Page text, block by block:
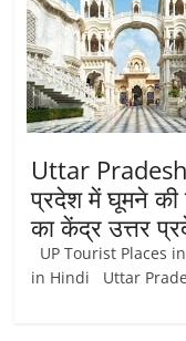
Uttar
प्रदेश में घूमने की
का केंद्र उत्तर
UP Tourist Places
in Hindi Uttar